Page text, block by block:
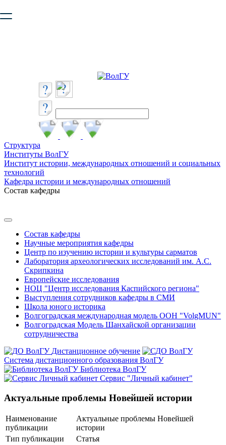
безопасную работу с сайтом. Пожалуйста
Структура
Институты ВолГУ
Институт истории, международных отношений и социальных
технологий
Кафедра истории и международных отношений
Состав кафедры
Состав кафедры
Научные мероприятия кафедры
Центр по изучению истории и культуры сарматов
Лаборатория археологических исследований им. А.С.
Скрипкина
Европейские исследования
НОЦ "Центр исследования Каспийского региона"
Выступления сотрудников кафедры в СМИ
Школа юного историка
Волгоградская международная модель ООН "VolgMUN"
Волгоградская Модель Шанхайской организации
сотрудничества
Дистанционное обучение
Система дистанционного образования ВолГУ
Библиотека ВолГУ
Сервис "Личный кабинет"
Актуальные проблемы Новейшей истории
Наименование
публикации
Актуальные проблемы Новейшей
истории
Тип публикации
Статья